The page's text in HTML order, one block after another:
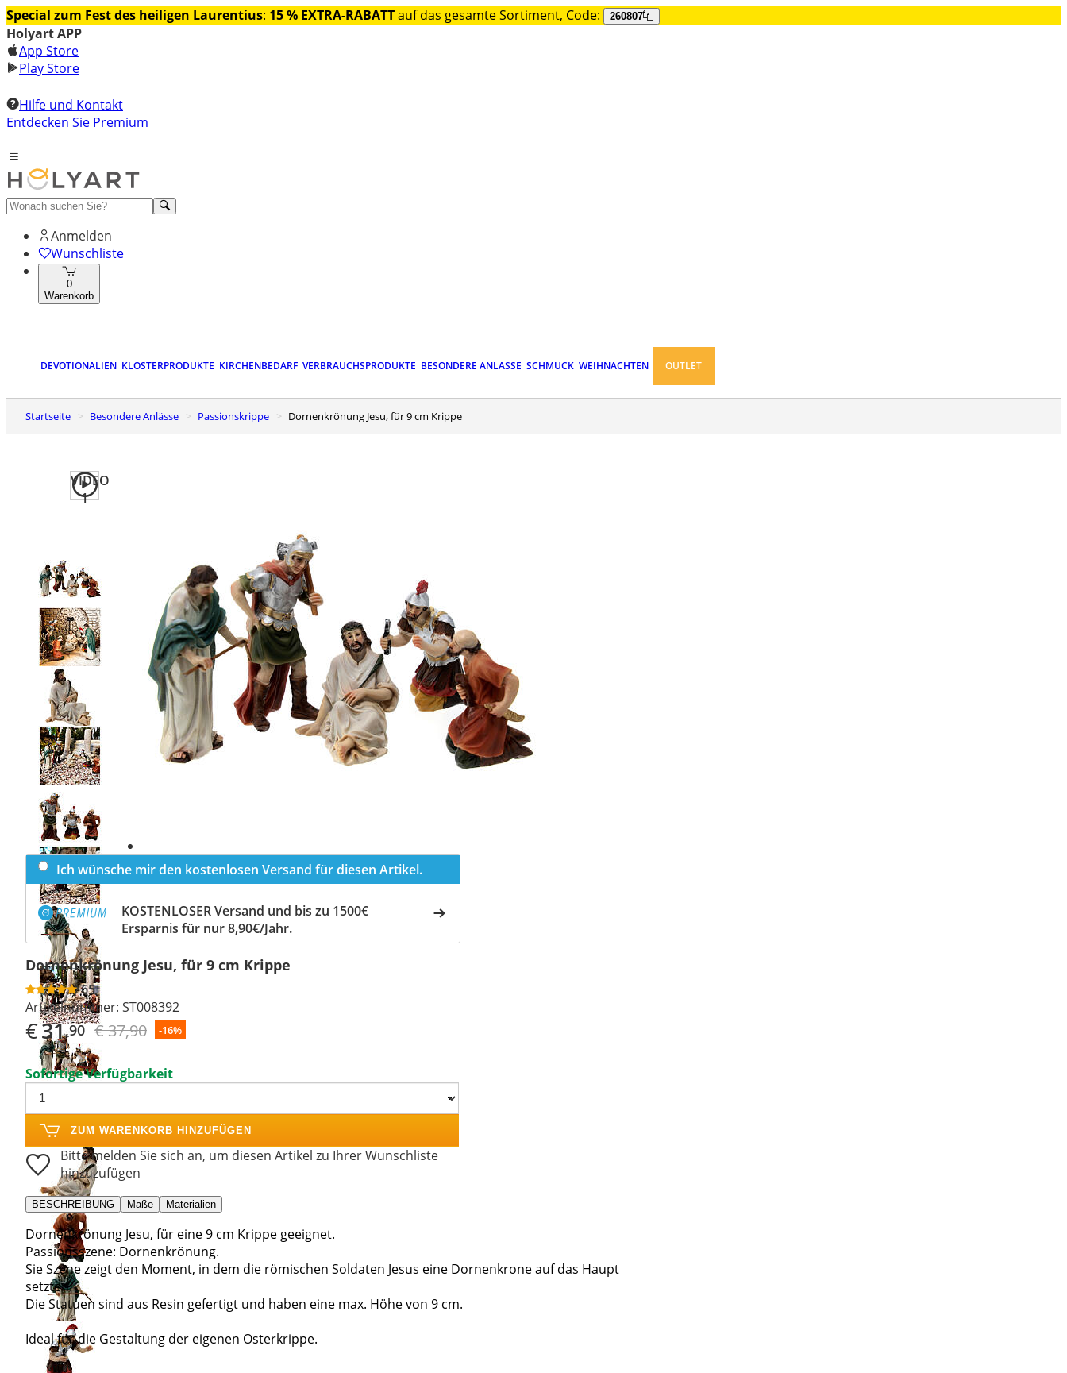
Special zum Fest des heiligen Laurentius: 15 % EXTRA-RABATTauf das gesamte Sortiment, Code: 260807
Holyart APP
App Store
Play Store
Hilfe und Kontakt
Entdecken Sie Premium
Anmelden
Wunschliste
0
Warenkorb
DEVOTIONALIEN KLOSTERPRODUKTE KIRCHENBEDARF VERBRAUCHSPRODUKTE BESONDERE ANLÄSSE SCHMUCK WEIHNACHTEN OUTLET
Startseite Besondere Anlässe Passionskrippe Dornenkrönung Jesu, für 9 cm Krippe
VIDEO
1
Previous
slide
slide
Ich wünsche mir den kostenlosen Versand für diesen Artikel.
KOSTENLOSER Versand und bis zu 1500€
Ersparnis für nur 8,90€/Jahr.
Dornenkrönung Jesu, für 9 cm Krippe
65
Artikelnummer: ST008392
€31,90 € 37,90 -16%
Sofortige Verfügbarkeit
ZUM WARENKORB HINZUFÜGEN
Bitte melden Sie sich an, um diesen Artikel zu Ihrer Wunschliste
hinzuzufügen
BESCHREIBUNG Maße Materialien
Dornenkrönung Jesu, für eine 9 cm Krippe geeignet.
Passionsszene: Dornenkrönung.
Sie Szene zeigt den Moment, in dem die römischen Soldaten Jesus eine Dornenkrone auf das Haupt
setzten.
Die Statuen sind aus Resin gefertigt und haben eine max. Höhe von 9 cm.
Ideal für die Gestaltung der eigenen Osterkrippe.